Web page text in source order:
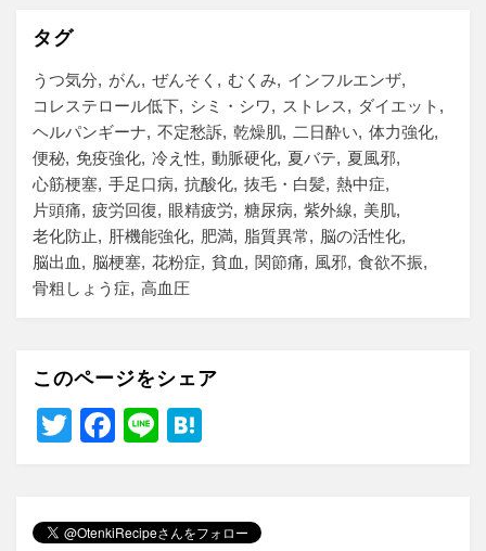
タグ
うつ気分 がん ぜんそく むくみ
インフルエンザ
コレステロール低下
シミ・シワ ストレス
ダイエット
ヘルパンギーナ
不定愁訴 乾燥肌 二日酔い
体力強化
便秘 免疫強化 冷え性 動脈硬化 夏バテ
夏風邪
心筋梗塞 手足口病 抗酸化 抜毛・白髪 熱中症
片頭痛
疲労回復 眼精疲労 糖尿病 紫外線
美肌
老化防止
肝機能強化 肥満 脂質異常
脳の活性化
脳出血
脳梗塞 花粉症 貧血 関節痛 風邪 食欲不振
骨粗しょう症
高血圧
このページをシェア
T
er
F
e
Li
n